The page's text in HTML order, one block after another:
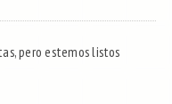
pero estemos listos